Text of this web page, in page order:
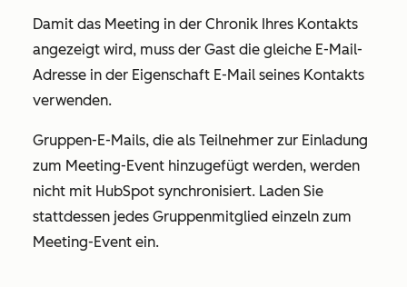
Damit das Meeting in der Chronik Ihres Kontakts
angezeigt wird, muss der Gast die gleiche E-Mail-
Adresse in der Eigenschaft E-Mail seines Kontakts
verwenden.
Gruppen-E-Mails, die als Teilnehmer zur Einladung
zum Meeting-Event hinzugefügt werden, werden
nicht mit HubSpot synchronisiert. Laden Sie
stattdessen jedes Gruppenmitglied einzeln zum
Meeting-Event ein.